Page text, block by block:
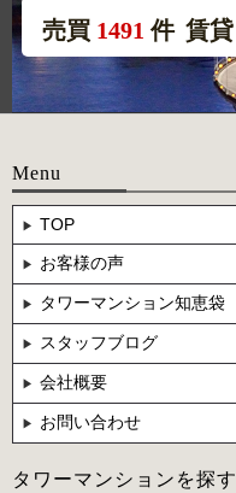
売買 1491 件 賃貸
Menu
TOP
お客様の声
タワーマンション知恵袋
スタッフブログ
会社概要
お問い合わせ
タワーマンションを探す